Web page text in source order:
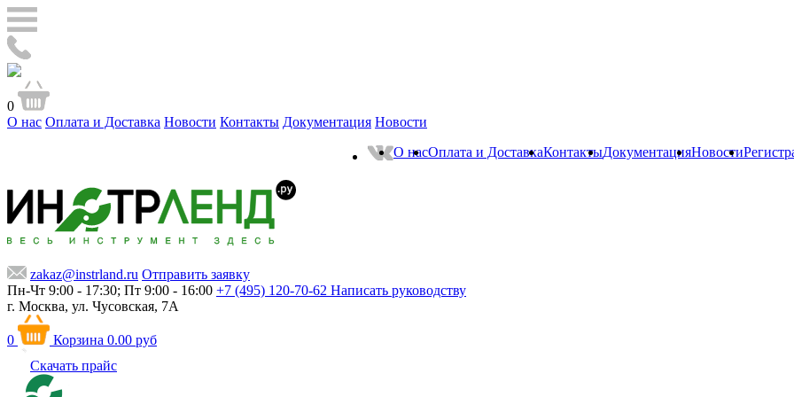
0
О нас Оплата и Доставка Новости Контакты Документация Новости
О насОплата и ДоставкаКонтактыДокументацияНовости
zakaz@instrland.ru Отправить заявку
Пн-Чт 9:00 - 17:30; Пт 9:00 - 16:00 +7 (495) 120-70-62 Написать руководству
г. Москва, ул. Чусовская, 7А
0 Корзина 0.00 руб
Скачать прайс